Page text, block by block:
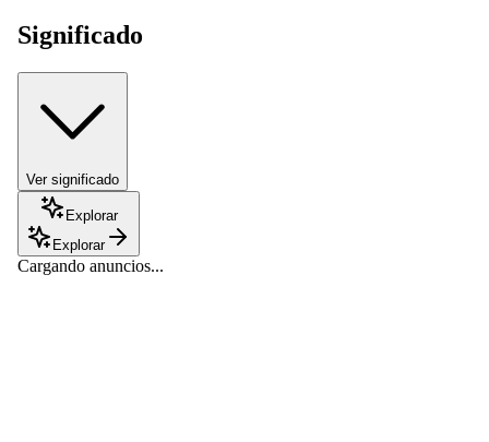
Significado
Ver significado
Explorar
Explorar
Cargando anuncios...